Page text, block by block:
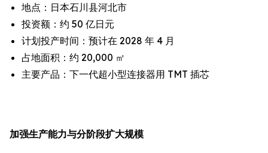
地点：日本石川县河北市
投资额：约 50 亿日元
计划投产时间：预计在 2028 年 4 月
占地面积：约 20,000 ㎡
主要产品：下一代超小型连接器用 TMT 插芯
加强生产能力与分阶段扩大规模